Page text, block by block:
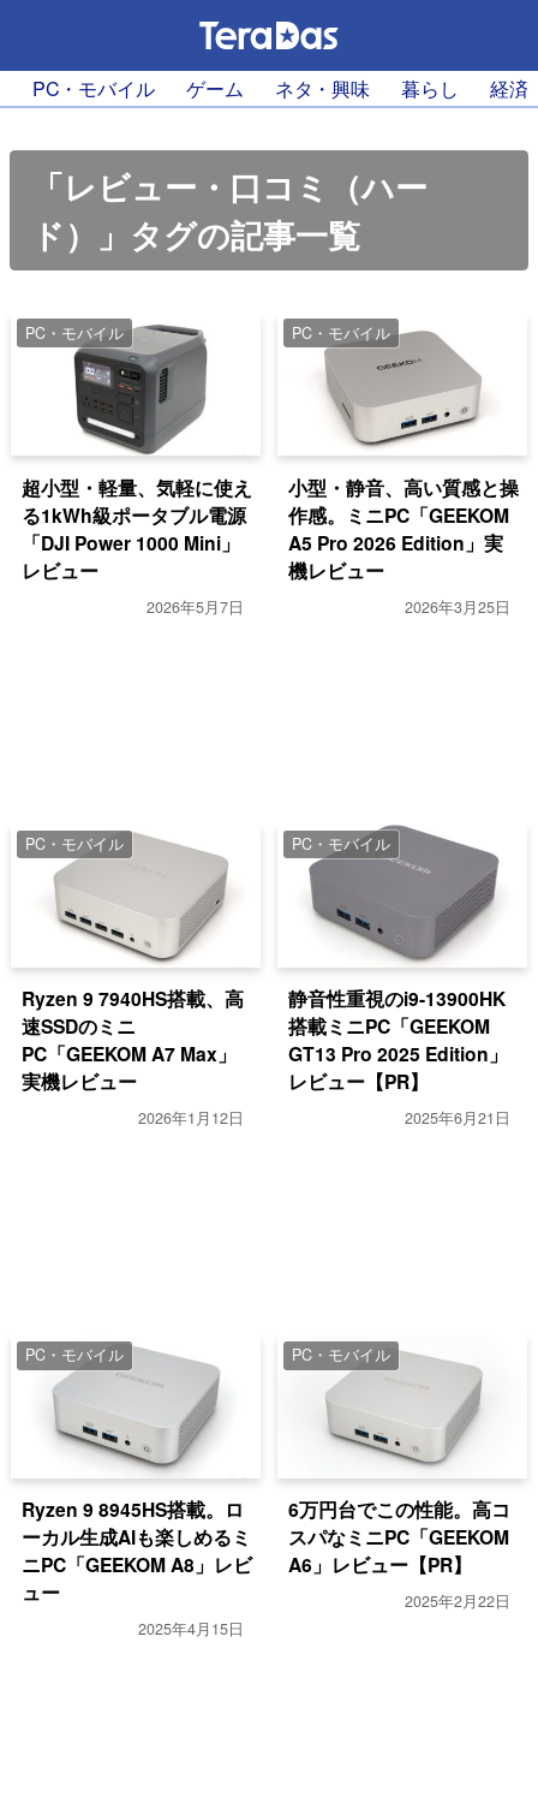
PC・モバイル ゲーム ネタ・興味 暮らし 経済
「レビュー・口コミ（ハー
ド）」タグの記事一覧
PC・モバイル
超小型・軽量、気軽に使え
る1kWh級ポータブル電源
「DJI Power 1000 Mini」
レビュー
2026年5月7日
PC・モバイル
小型・静音、高い質感と操
作感。ミニPC「GEEKOM
A5 Pro 2026 Edition」実
機レビュー
2026年3月25日
PC・モバイル
Ryzen 9 7940HS搭載、高
速SSDのミニ
PC「GEEKOM A7 Max」
実機レビュー
2026年1月12日
PC・モバイル
静音性重視のi9-13900HK
搭載ミニPC「GEEKOM
GT13 Pro 2025 Edition」
レビュー【PR】
2025年6月21日
PC・モバイル
Ryzen 9 8945HS搭載。ロ
ーカル生成AIも楽しめるミ
ニPC「GEEKOM A8」レビ
ュー
2025年4月15日
PC・モバイル
6万円台でこの性能。高コ
スパなミニPC「GEEKOM
A6」レビュー【PR】
2025年2月22日